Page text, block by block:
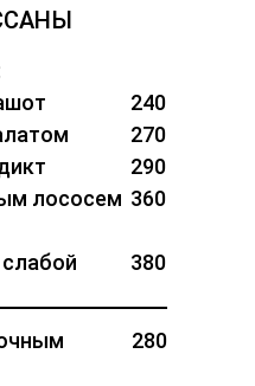
лососем
240
270
290
360
380
280